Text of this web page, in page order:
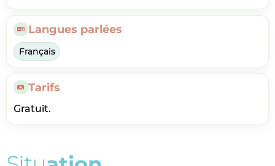
Langues parlées
Français
Tarifs
Gratuit.